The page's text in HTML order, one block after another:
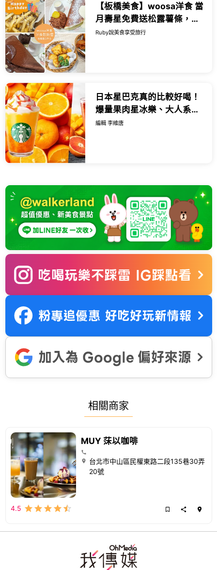
【板橋美食】woosa洋食 當
月壽星免費送松露薯條，必
點雲朵鬆餅，甜點比主餐更
Ruby說美食享受旅行
日本星巴克真的比較好喝！
爆量果肉星冰樂、大人系黑
茶與草本氣泡飲打造極致消
編輯 李維唐
相關商家
MUY 莯以咖啡
台北市中山區民權東路二段135巷30弄
20號
4.5